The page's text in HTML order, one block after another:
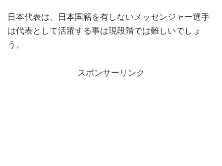
日本代表は、日本国籍を有しないメッセンジャー選手
は代表として活躍する事は現段階では難しいでしょ
う。
スポンサーリンク